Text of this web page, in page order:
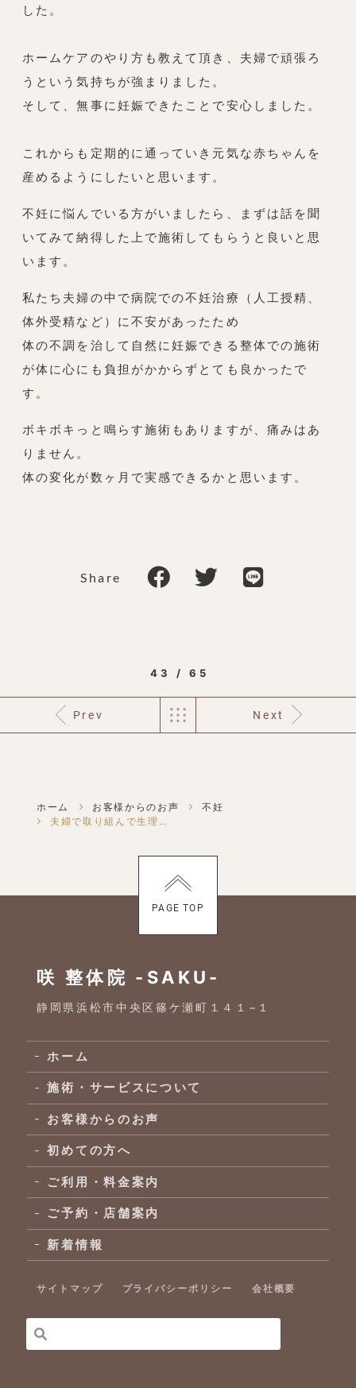
した。
ホームケアのやり方も教えて頂き、夫婦で頑張ろ
うという気持ちが強まりました。
そして、無事に妊娠できたことで安心しました。
これからも定期的に通っていき元気な赤ちゃんを
産めるようにしたいと思います。
不妊に悩んでいる方がいましたら、まずは話を聞
いてみて納得した上で施術してもらうと良いと思
います。
私たち夫婦の中で病院での不妊治療（人工授精、
体外受精など）に不安があったため
体の不調を治して自然に妊娠できる整体での施術
が体に心にも負担がかからずとても良かったで
す。
ボキボキっと鳴らす施術もありますが、痛みはあ
りません。
体の変化が数ヶ月で実感できるかと思います。
Share
43 / 65
Prev Next
ホーム お客様からのお声
不妊
夫婦で取り組んで生理痛・冷えが改善。その後自然妊娠できました
PAGE TOP
咲 整体院 -SAKU-
静岡県浜松市中央区篠ケ瀬町１４１−１
ホーム
施術・サービスについて
お客様からのお声
初めての方へ
ご利用・料金案内
ご予約・店舗案内
新着情報
サイトマップ プライバシーポリシー 会社概要